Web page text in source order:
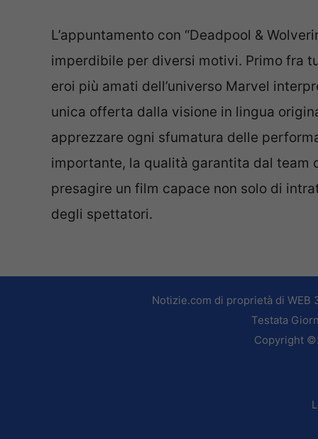
L’appuntamento con “Deadpool &
imperdibile per diversi motivi. Primo fra
eroi più amati dell’universo Marvel
unica offerta dalla visione in lingua
apprezzare ogni sfumatura delle
importante, la qualità garantita dal team
presagire un film capace non solo di
degli spettatori.
Notizie.com di proprietà di WEB
Testata
Copyright